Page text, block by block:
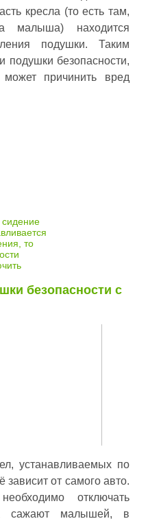
кресла (то есть там,
малыша) находится
подушки. Таким
подушки безопасности,
причинить вред
то
безопасности с
устанавливаемых по
зависит от самого авто.
отключать
сажают малышей, в